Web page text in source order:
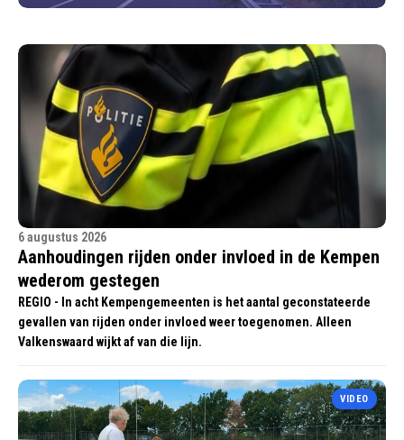
6 augustus 2026
Aanhoudingen rijden onder invloed in de Kempen
wederom gestegen
REGIO - In acht Kempengemeenten is het aantal geconstateerde
gevallen van rijden onder invloed weer toegenomen. Alleen
Valkenswaard wijkt af van die lijn.
VIDEO